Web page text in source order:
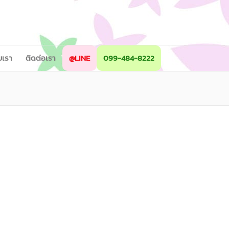
รา ติดต่อเรา @LINE 099-484-8222